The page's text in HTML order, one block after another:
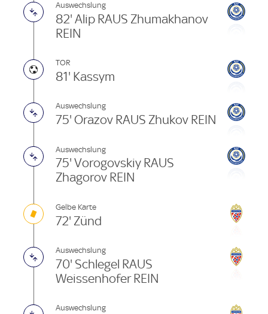
Auswechslung
82' Alip RAUS Zhumakhanov
REIN
TOR
81' Kassym
Auswechslung
75' Orazov RAUS Zhukov REIN
Auswechslung
75' Vorogovskiy RAUS
Zhagorov REIN
Gelbe Karte
72' Zünd
Auswechslung
70' Schlegel RAUS
Weissenhofer REIN
Auswechslung